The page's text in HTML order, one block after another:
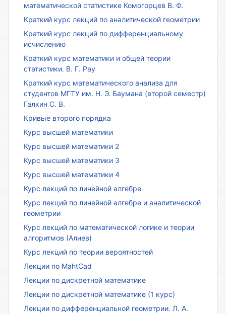
математической статистике Комогорцев В. Ф.
Краткий курс лекций по аналитической геометрии
Краткий курс лекций по дифференциальному
исчислению
Краткий курс математики и общей теории
статистики. В. Г. Рау
Краткий курс математического анализа для
студентов МГТУ им. Н. Э. Баумана (второй семестр)
Галкин С. В.
Кривые второго порядка
Курс высшей математики
Курс высшей математики 2
Курс высшей математики 3
Курс высшей математики 4
Курс лекций по линейной алгебре
Курс лекций по линейной алгебре и аналитической
геометрии
Курс лекций по математической логике и теории
алгоритмов (Алиев)
Курс лекций по теории вероятностей
Лекции по MahtCad
Лекции по дискретной математике
Лекции по дискретной математике (1 курс)
Лекции по дифференциальной геометрии. Л. А.